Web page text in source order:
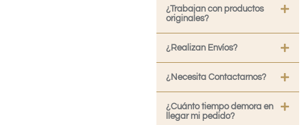
¿Trabajan con productos
originales?
¿Realizan Envíos?
¿Necesita Contactarnos?
¿Cuánto tiempo demora en
llegar mi pedido?